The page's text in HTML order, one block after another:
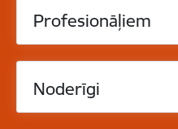
Profesionāļiem
Noderīgi